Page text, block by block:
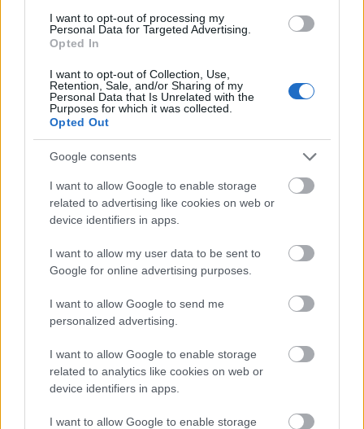
I want to opt-out of processing my
Personal Data for Targeted Advertising.
Opted In
I want to opt-out of Collection, Use,
Retention, Sale, and/or Sharing of my
Personal Data that Is Unrelated with the
Purposes for which it was collected.
Opted Out
Google consents
I want to allow Google to enable storage
related to advertising like cookies on web or
device identifiers in apps.
I want to allow my user data to be sent to
Google for online advertising purposes.
I want to allow Google to send me
personalized advertising.
I want to allow Google to enable storage
related to analytics like cookies on web or
device identifiers in apps.
I want to allow Google to enable storage
Ajtókból épült újra a berlini fal
2014. 08. 16. Kultúrpart
átértelmezett mását aSziget fesztiválon az építmény
lebontásának 25. évfordulóján.